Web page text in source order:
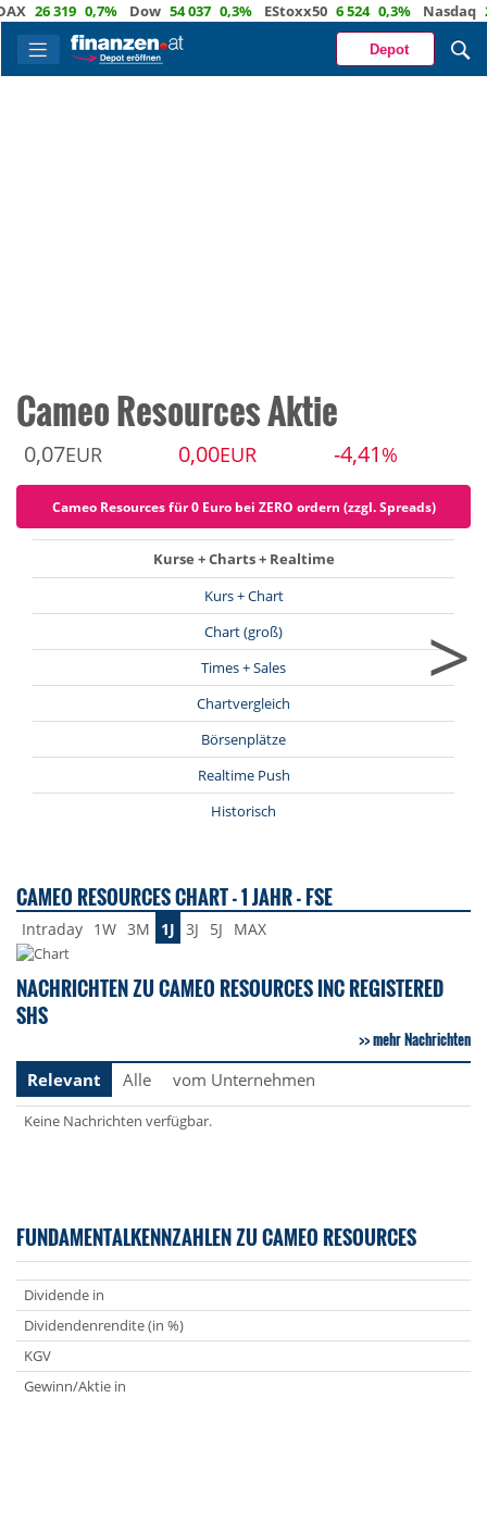
26 319 0,7% Dow 54 037 0,3% EStoxx50 6 524 0,3% Nasdaq 29
Depot
Cameo Resources Aktie
0,07EUR 0,00EUR -4,41 %
Cameo Resources für 0 Euro bei ZERO ordern (zzgl. Spreads)
Kurse + Charts + Realtime
Kurs + Chart
Chart (groß)
Times + Sales
Chartvergleich
Börsenplätze
Realtime Push
Historisch
>
CAMEO RESOURCES CHART - 1 JAHR - FSE
Intraday 1W 3M 1J 3J 5J MAX
NACHRICHTEN ZU CAMEO RESOURCES INC REGISTERED
SHS
mehr Nachrichten
Relevant
Alle vom Unternehmen
Keine Nachrichten verfügbar.
FUNDAMENTALKENNZAHLEN ZU CAMEO RESOURCES
Dividende in
Dividendenrendite (in %)
KGV
Gewinn/Aktie in